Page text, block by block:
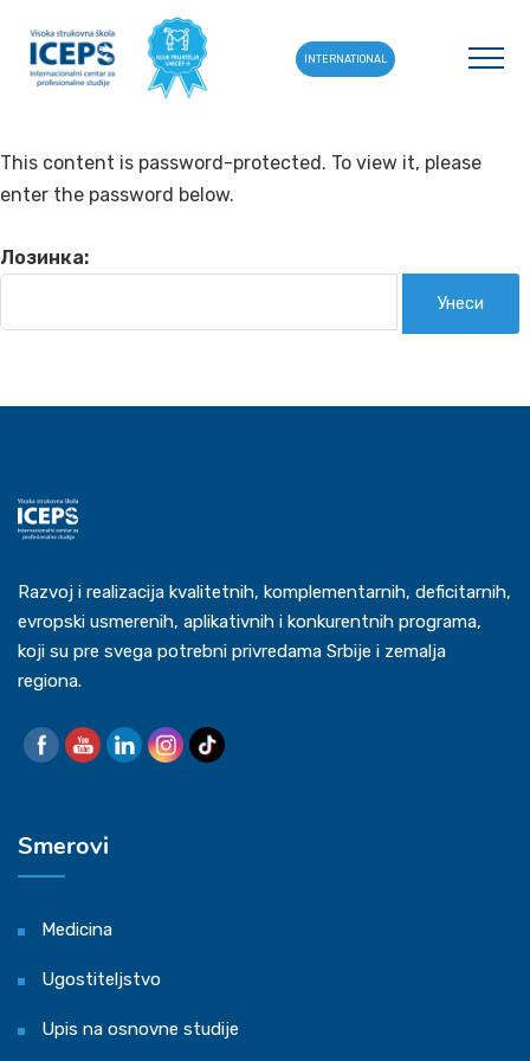
INTERNATIONAL
This content is password-protected. To view it, please
enter the password below.
Лозинка:
Razvoj i realizacija kvalitetnih, komplementarnih, deficitarnih,
evropski usmerenih, aplikativnih i konkurentnih programa,
koji su pre svega potrebni privredama Srbije i zemalja
regiona.
Smerovi
Medicina
Ugostiteljstvo
Upis na osnovne studije